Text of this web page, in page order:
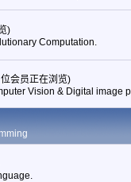
)
Computation.
会员正在浏览)
Vision & Digital image